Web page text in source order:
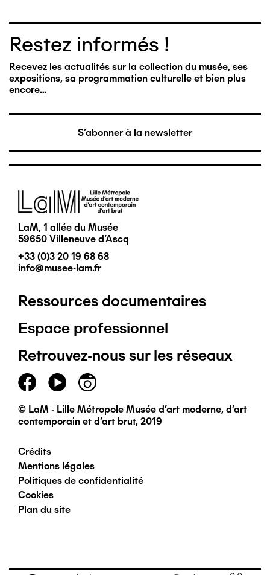
Restez informés !
Recevez les actualités sur la collection du musée, ses
expositions, sa programmation culturelle et bien plus
encore…
S'abonner à la newsletter
Image
LaM, 1 allée du Musée
59650 Villeneuve d'Ascq
+33 (0)3 20 19 68 68
info@musee-lam.fr
Pied
de
page
principal
Ressources documentaires
Espace professionnel
Retrouvez-nous sur les réseaux
© LaM - Lille Métropole Musée d'art moderne, d'art
contemporain et d'art brut, 2019
Pied
de
page
Crédits
Mentions légales
Politiques de confidentialité
Cookies
Plan du site